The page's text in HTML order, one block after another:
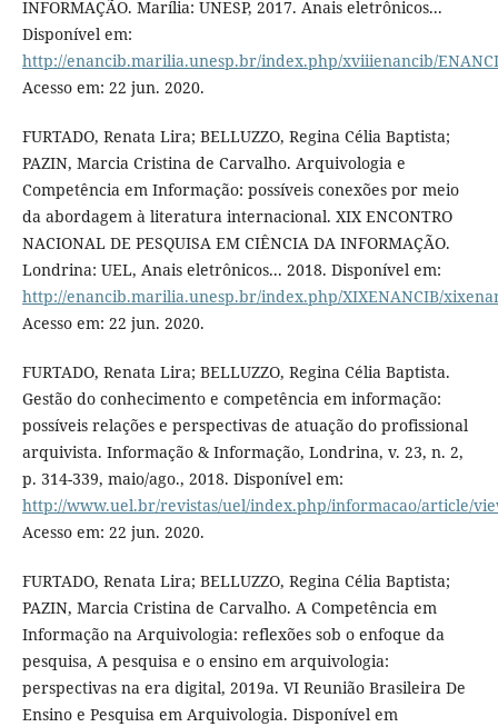
INFORMAÇÃO. Marília: UNESP, 2017. Anais eletrônicos...
Disponível em:
http://enancib.marilia.unesp.br/index.php/xviiienancib/
Acesso em: 22 jun. 2020.
FURTADO, Renata Lira; BELLUZZO, Regina Célia Baptista;
PAZIN, Marcia Cristina de Carvalho. Arquivologia e
Competência em Informação: possíveis conexões por meio
da abordagem à literatura internacional. XIX ENCONTRO
NACIONAL DE PESQUISA EM CIÊNCIA DA INFORMAÇÃO.
Londrina: UEL, Anais eletrônicos... 2018. Disponível em:
http://enancib.marilia.unesp.br/index.php/XIXENANCIB/
Acesso em: 22 jun. 2020.
FURTADO, Renata Lira; BELLUZZO, Regina Célia Baptista.
Gestão do conhecimento e competência em informação:
possíveis relações e perspectivas de atuação do profissional
arquivista. Informação & Informação, Londrina, v. 23, n. 2,
p. 314-339, maio/ago., 2018. Disponível em:
http://www.uel.br/revistas/uel/index.php/informacao/article/
Acesso em: 22 jun. 2020.
FURTADO, Renata Lira; BELLUZZO, Regina Célia Baptista;
PAZIN, Marcia Cristina de Carvalho. A Competência em
Informação na Arquivologia: reflexões sob o enfoque da
pesquisa, A pesquisa e o ensino em arquivologia:
perspectivas na era digital, 2019a. VI Reunião Brasileira De
Ensino e Pesquisa em Arquivologia. Disponível em